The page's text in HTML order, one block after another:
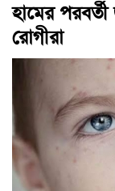
হামের
রোগীরা